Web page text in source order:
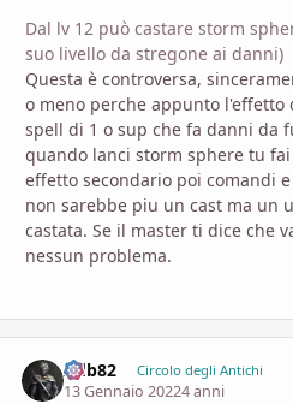
Dal lv 12 può castare storm
suo livello da stregone ai danni)
Questa è controversa,
o meno perche appunto l'effetto
spell di 1 o sup che fa danni da
quando lanci storm sphere tu
effetto secondario poi comandi
non sarebbe piu un cast ma un
castata. Se il master ti dice che
nessun problema.
Adb82 Circolo degli Antichi
13 Gennaio 20224 anni